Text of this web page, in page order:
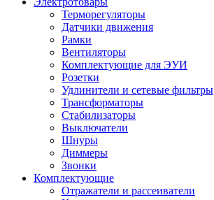
Терморегуляторы
Датчики движения
Рамки
Вентиляторы
Комплектующие для ЭУИ
Розетки
Удлинители и сетевые фильтры
Трансформаторы
Стабилизаторы
Выключатели
Шнуры
Диммеры
Звонки
Комплектующие
Отражатели и рассеиватели